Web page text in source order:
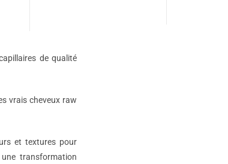
de qualité
vrais cheveux raw
et textures pour
transformation